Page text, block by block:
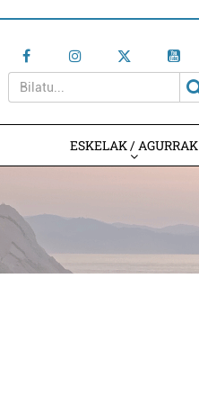
ESKELAK / AGURRAK